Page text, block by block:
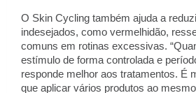
O Skin Cycling também ajuda a
indesejados, como vermelhidão,
comuns em rotinas excessivas.
estímulo de forma controlada e
responde melhor aos tratamentos. É
que aplicar vários produtos ao